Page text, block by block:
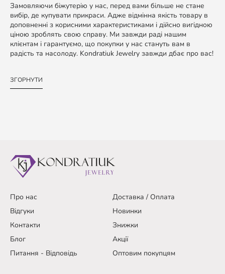
Замовляючи біжутерію у нас, перед вами більше не стане
вибір, де купувати прикраси. Адже відмінна якість товару в
доповненні з корисними характеристиками і дійсно вигідною
ціною зроблять свою справу. Ми завжди раді нашим
клієнтам і гарантуємо, що покупки у нас стануть вам в
радість та насолоду. Kondratiuk Jewelry завжди дбає про вас!
ЗГОРНУТИ
Про нас
Доставка / Оплата
Відгуки
Новинки
Контакти
Знижки
Блог
Акції
Питання - Відповідь
Оптовим покупцям